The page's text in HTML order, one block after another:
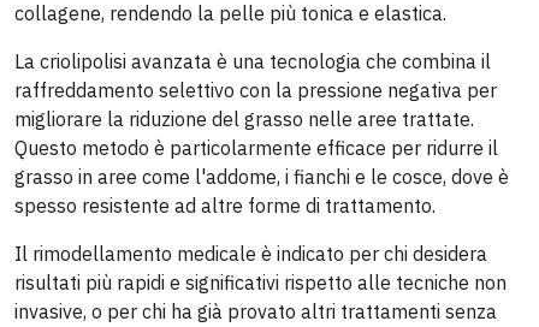
collagene, rendendo la pelle più tonica e elastica.
La criolipolisi avanzata è una tecnologia che combina il
raffreddamento selettivo con la pressione negativa per
migliorare la riduzione del grasso nelle aree trattate.
Questo metodo è particolarmente efficace per ridurre il
grasso in aree come l'addome, i fianchi e le cosce, dove è
spesso resistente ad altre forme di trattamento.
Il rimodellamento medicale è indicato per chi desidera
risultati più rapidi e significativi rispetto alle tecniche non
invasive, o per chi ha già provato altri trattamenti senza